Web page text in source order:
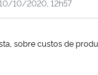
10/2020, 12h57
sobre custos de